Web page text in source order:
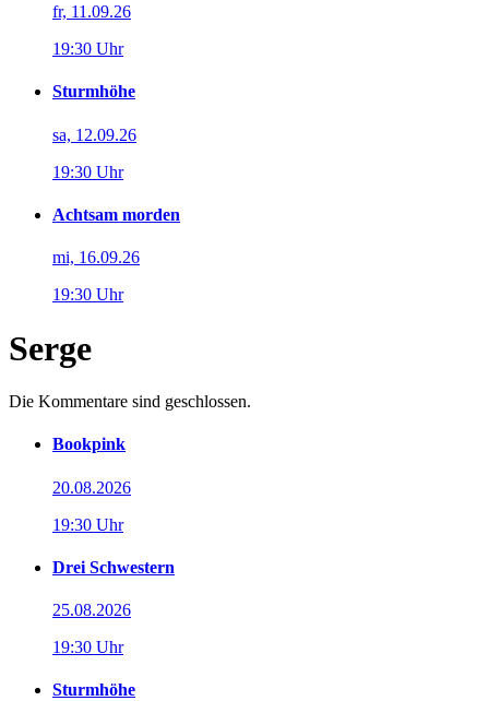
fr, 11.09.26
19:30 Uhr
Sturmhöhe
sa, 12.09.26
19:30 Uhr
Achtsam morden
mi, 16.09.26
19:30 Uhr
Serge
Die Kommentare sind geschlossen.
Bookpink
20.08.2026
19:30 Uhr
Drei Schwestern
25.08.2026
19:30 Uhr
Sturmhöhe